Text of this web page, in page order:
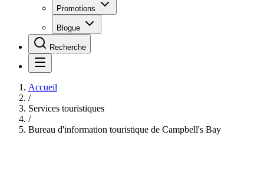
Promotions
Blogue
Recherche
Accueil
/
Services touristiques
/
Bureau d'information touristique de Campbell's Bay